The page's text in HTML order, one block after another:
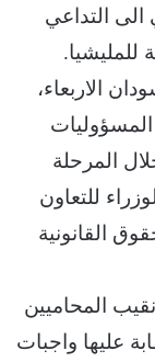
الى التداعي
للمليشيا.
الاربعاء،
المسؤوليات
المرحلة
للتعاون
القانونية
المحاميين
عليها واجبات